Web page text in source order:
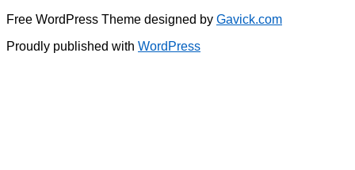
Free WordPress Theme designed by Gavick.com
Proudly published with WordPress